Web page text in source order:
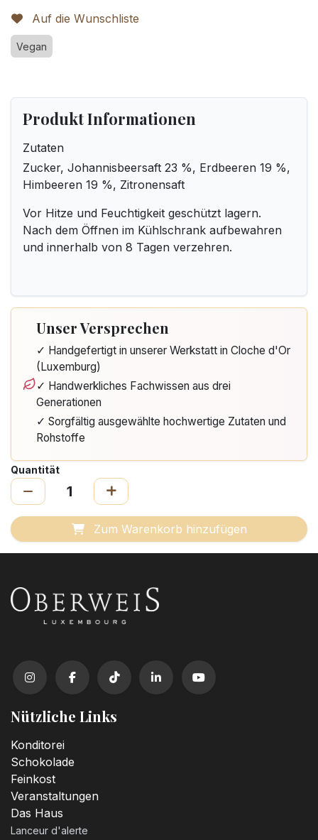
Auf die Wunschliste
Vegan
Produkt Informationen
Zutaten
Zucker, Johannisbeersaft 23 %, Erdbeeren 19 %,
Himbeeren 19 %, Zitronensaft
Vor Hitze und Feuchtigkeit geschützt lagern.
Nach dem Öffnen im Kühlschrank aufbewahren
und innerhalb von 8 Tagen verzehren.
Unser Versprechen
✓ Handgefertigt in unserer Werkstatt in Cloche d'Or
(Luxemburg)
✓ Handwerkliches Fachwissen aus drei
Generationen
✓ Sorgfältig ausgewählte hochwertige Zutaten und
Rohstoffe
Quantität
Zum Warenkorb hinzufügen
Nützliche Links
Konditorei
Schokolade
Feinkost
Veranstaltungen
Das Haus
Lanceur d'alerte